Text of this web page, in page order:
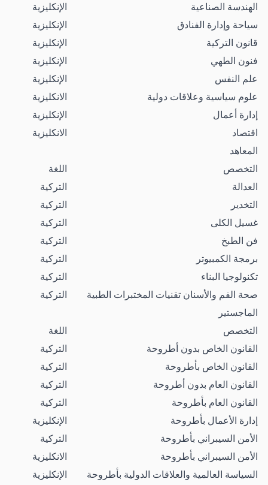
الهندسة الصناعية
الإنكليزية
سياحة وإدارة الفنادق
الإنكليزية
قانون التركية
الإنكليزية
فنون الطهي
الإنكليزية
علم النفس
الإنكليزية
علوم سياسية وعلاقات دولية
الانكليزية
إدارة أعمال
الإنكليزية
اقتصاد
الانكليزية
المعاهد
التخصص
اللغة
العدالة
التركية
التخدير
التركية
غسيل الكلى
التركية
فن الطبخ
التركية
برمجة الكمبيوتر
التركية
تكنولوجيا البناء
التركية
صحة الفم والأسنان تقنيات المختبرات الطبية
التركية
الماجستير
التخصص
اللغة
القانون الخاص بدون أطروحة
التركية
القانون الخاص بأطروحة
التركية
القانون العام بدون أطروحة
التركية
القانون العام بأطروحة
التركية
إدارة الأعمال بأطروحة
الإنكليزية
الأمن السيبراني بأطروحة
التركية
الأمن السيبراني بأطروحة
الانكليزية
السياسة العالمية والعلاقات الدولية بأطروحة
الإنكليزية